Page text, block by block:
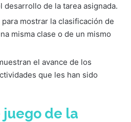
desarrollo de la tarea asignada.
mostrar la clasificación de
misma clase o de un mismo
el avance de los
que les han sido
juego de la